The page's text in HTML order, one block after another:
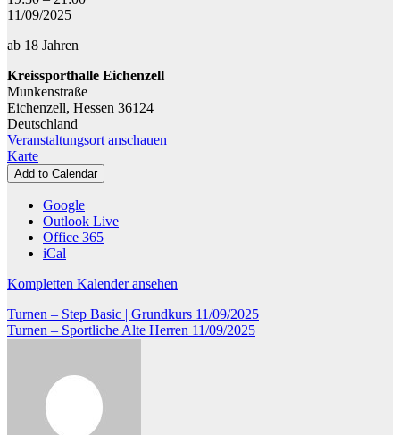
-
Power
11/09/2025
ab 18 Jahren
Kreissporthalle Eichenzell
Munkenstraße
Eichenzell, Hessen 36124
Deutschland
Veranstaltungsort anschauen
KarteKreissporthalle
Eichenzell
Add to Calendar
Google
Outlook Live
Office 365
iCal
Kompletten Kalender ansehen
Beitragsnavigation
Turnen – Step Basic | Grundkurs 11/09/2025
Turnen – Sportliche Alte Herren 11/09/2025